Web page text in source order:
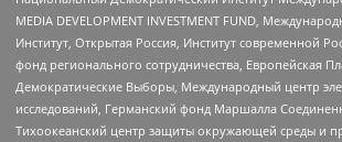
MEDIA DEVELOPMENT INVESTMENT FUND,
Институт, Открытая Россия, Институт современной
фонд регионального сотрудничества, Европейская
Демократические Выборы, Международный центр
исследований, Германский фонд Маршалла
Тихоокеанский центр защиты окружающей среды и